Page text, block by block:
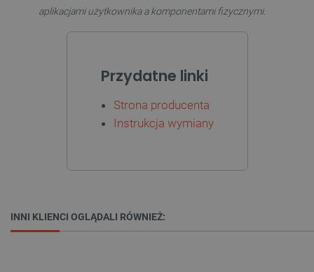
aplikacjami użytkownika a komponentami fizycznymi.
Przydatne linki
Strona producenta
Instrukcja wymiany
INNI KLIENCI OGLĄDALI RÓWNIEŻ:
Niezbędne pliki cookie umożliwiają korzystanie z
PrestaShop-[abcdef0123456789]{32}
_lb